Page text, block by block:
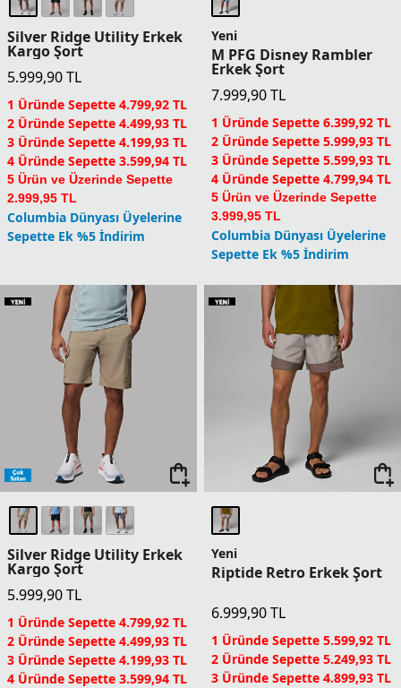
Silver Ridge Utility Erkek
Kargo Şort
5.999,90TL
3 Üründe Sepette 4.199,93 TL
4 Üründe Sepette 3.599,94 TL
5 Ürün ve Üzerinde Sepette
2.999,95 TL
Columbia Dünyası Üyelerine
Sepette Ek %5 İndirim
Yeni
M PFG Disney Rambler
Erkek Şort
7.999,90TL
2 Üründe Sepette 5.999,93 TL
3 Üründe Sepette 5.599,93 TL
4 Üründe Sepette 4.799,94 TL
5 Ürün ve Üzerinde Sepette
3.999,95 TL
Columbia Dünyası Üyelerine
Sepette Ek %5 İndirim